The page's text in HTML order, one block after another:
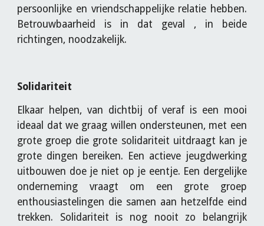
persoonlijke en vriendschappelijke relatie hebben.
Betrouwbaarheid is in dat geval , in beide
richtingen, noodzakelijk.
Solidariteit
Elkaar helpen, van dichtbij of veraf is een mooi
ideaal dat we graag willen ondersteunen, met een
grote groep die grote solidariteit uitdraagt kan je
grote dingen bereiken. Een actieve jeugdwerking
uitbouwen doe je niet op je eentje. Een dergelijke
onderneming vraagt om een grote groep
enthousiastelingen die samen aan hetzelfde eind
trekken. Solidariteit is nog nooit zo belangrijk